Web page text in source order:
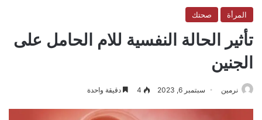
المرأة صحتك
تأثير الحالة النفسية للام الحامل على
الجنين
نرمين سبتمبر 6, 2023 4 دقيقة واحدة